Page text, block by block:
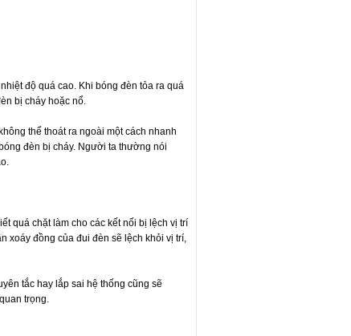
độ quá cao. Khi bóng đèn tỏa ra quá
bị cháy hoặc nổ.
thể thoát ra ngoài một cách nhanh
đèn bị cháy. Người ta thường nói
quá chặt làm cho các kết nối bị lệch vị trí
xoáy đồng của đui đèn sẽ lệch khỏi vị trí,
tắc hay lắp sai hệ thống cũng sẽ
trọng.